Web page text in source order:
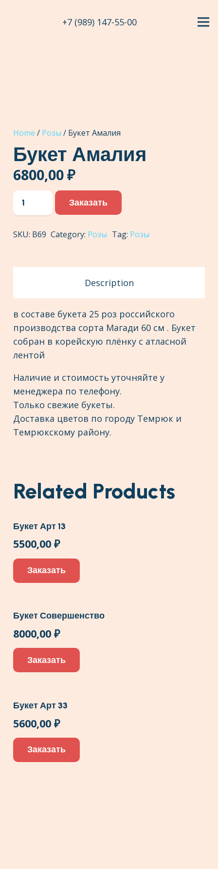
+7 (989) 147-55-00
Home / Розы / Букет Амалия
Букет Амалия
6800,00₽
Букет
Амалия
Заказать
SKU: В69 Category: Розы Tag: Розы
Description
в составе букета 25 роз российского
производства сорта Магади 60 см . Букет
собран в корейскую плёнку с атласной
лентой
Наличие и стоимость уточняйте у
менеджера по телефону.
Только свежие букеты.
Доставка цветов по городу Темрюк и
Темрюкскому району.
Related Products
Букет Арт 13
5500,00 ₽
Заказать
Букет Совершенство
8000,00 ₽
Заказать
Букет Арт 33
5600,00 ₽
Заказать